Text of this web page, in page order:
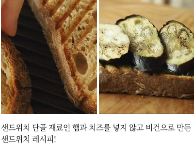
샌드위치 단골 재료인 햄과 치즈를 넣지 않고 비건으로 만든
샌드위치 레시피!